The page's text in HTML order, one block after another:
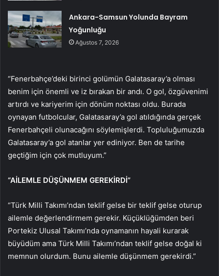
Ankara-Samsun Yolunda Bayram
Yoğunluğu
Ağustos 7, 2026
“Fenerbahçe’deki birinci golümün Galatasaray’a olması
benim için önemli ve iz bırakan bir andı. O gol, özgüvenimi
artırdı ve kariyerim için dönüm noktası oldu. Burada
oynayan futbolcular, Galatasaray’a gol atıldığında gerçek
Fenerbahçeli olunacağını söylemişlerdi. Topluluğumuzda
Galatasaray’a gol atanlar yer ediniyor. Ben de tarihe
geçtiğim için çok mutluyum.”
“AİLEMLE DÜŞÜNMEM GEREKİRDİ”
“Türk Milli Takımı’ndan teklif gelse bir teklif gelse oturup
ailemle değerlendirmem gerekir. Küçüklüğümden beri
Portekiz Ulusal Takımı’nda oynamanın hayali kurarak
büyüdüm ama Türk Milli Takımı’ndan teklif gelse doğal ki
memnun olurdum. Bunu ailemle düşünmem gerekirdi.”